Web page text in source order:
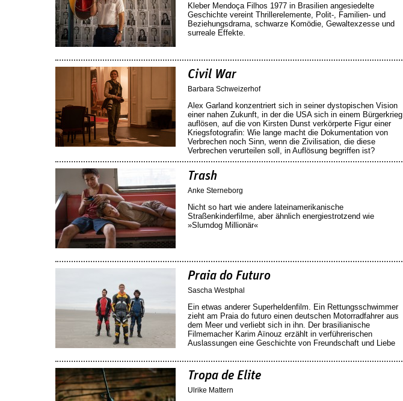
Kleber Mendoça Filhos 1977 in Brasilien angesiedelte
Geschichte vereint Thriller­elemente, Polit-, Familien- und
Beziehungsdrama, schwarze Komödie, Gewaltexzesse und
surreale Effekte.
Civil War
Barbara Schweizerhof
Alex Garland konzentriert sich in seiner dystopischen Vision
einer nahen Zukunft, in der die USA sich in einem Bürgerkrieg
auflösen, auf die von Kirsten Dunst verkörperte Figur einer
Kriegsfotografin: Wie lange macht die Dokumentation von
Verbrechen noch Sinn, wenn die Zivilisation, die diese
Verbrechen verurteilen soll, in Auflösung begriffen ist?
Trash
Anke Sterneborg
Nicht so hart wie andere lateinamerikanische
Straßenkinderfilme, aber ähnlich energiestrotzend wie
»Slumdog Millionär«
Praia do Futuro
Sascha Westphal
Ein etwas anderer Superheldenfilm. Ein Rettungsschwimmer
zieht am Praia do futuro einen deutschen Motorradfahrer aus
dem Meer und verliebt sich in ihn. Der brasilianische
Filmemacher Karim Aïnouz erzählt in verführerischen
Auslassungen eine Geschichte von Freundschaft und Liebe
Tropa de Elite
Ulrike Mattern